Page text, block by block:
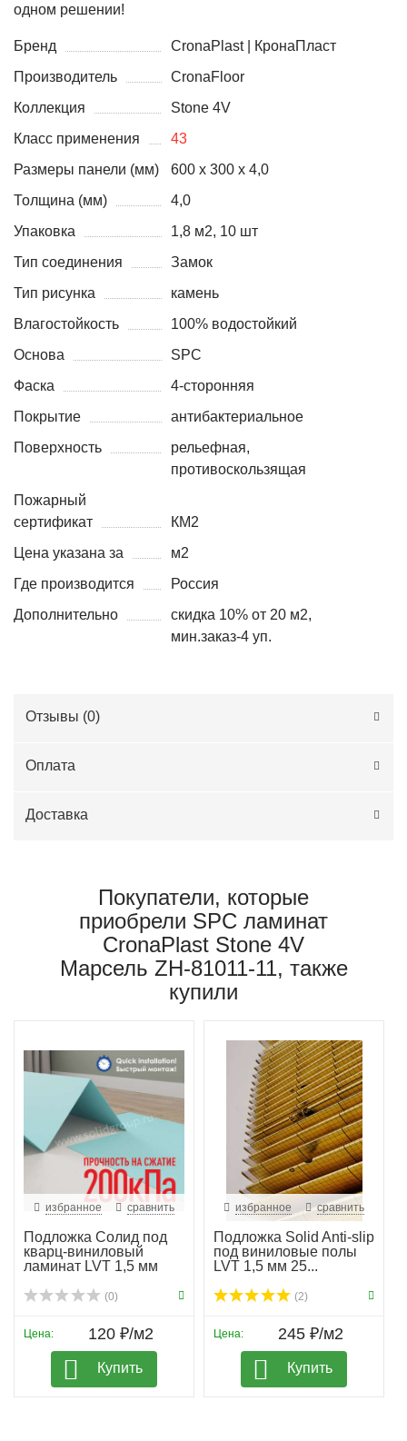
одном решении!
Бренд
CronaPlast | КронаПласт
Производитель
CronaFloor
Коллекция
Stone 4V
Класс применения
43
Размеры панели (мм)
600 х 300 х 4,0
Толщина (мм)
4,0
Упаковка
1,8 м2, 10 шт
Тип соединения
Замок
Тип рисунка
камень
Влагостойкость
100% водостойкий
Основа
SPC
Фаска
4-сторонняя
Покрытие
антибактериальное
Поверхность
рельефная,
противоскользящая
Пожарный
сертификат
КМ2
Цена указана за
м2
Где производится
Россия
Дополнительно
скидка 10% от 20 м2,
мин.заказ-4 уп.
Отзывы (0)
Оплата
Доставка
Покупатели, которые
приобрели SPC ламинат
CronaPlast Stone 4V
Марсель ZH-81011-11, также
купили
избранное сравнить
Подложка Солид под
кварц-виниловый
ламинат LVT 1,5 мм
(0)
Цена: 120 ₽/м2
Купить
избранное сравнить
Подложка Solid Anti-slip
под виниловые полы
LVT 1,5 мм 25...
(2)
Цена: 245 ₽/м2
Купить